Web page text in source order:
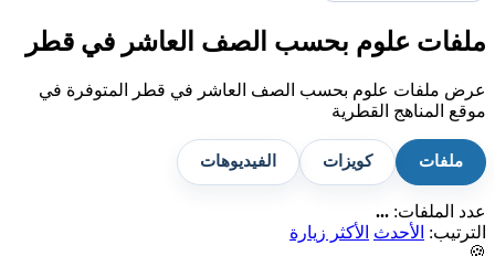
ملفات علوم بحسب الصف العاشر في قطر
عرض ملفات علوم بحسب الصف العاشر في قطر المتوفرة في
موقع المناهج القطرية
ملفات كويزات الفيديوهات
عدد الملفات: ...
الترتيب:
الأحدث
الأكثر زيارة
🍪